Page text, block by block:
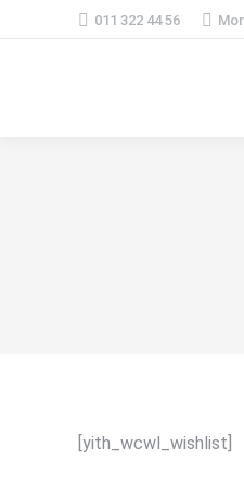
011 322 44 56
[yith_wcwl_wishlist]